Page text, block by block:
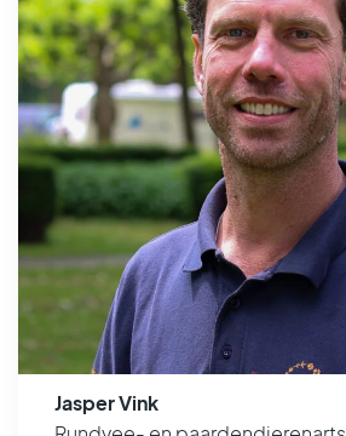
Jasper Vink